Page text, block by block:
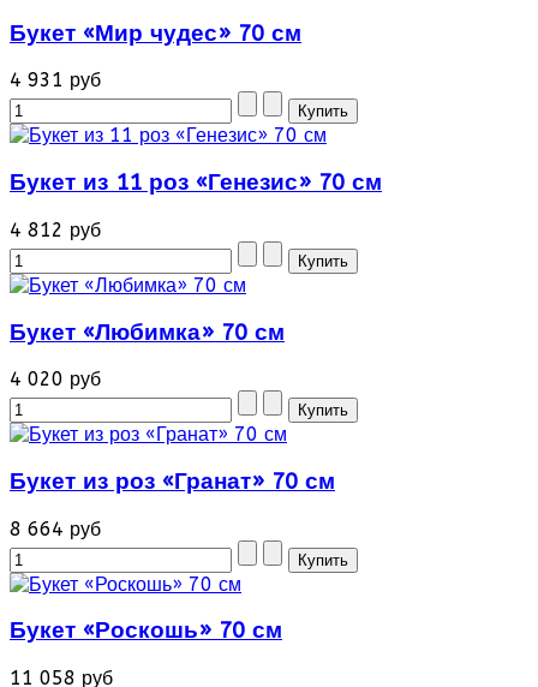
Букет «Мир чудес» 70 см
4 931 руб
Букет из 11 роз «Генезис» 70 см
4 812 руб
Букет «Любимка» 70 см
4 020 руб
Букет из роз «Гранат» 70 см
8 664 руб
Букет «Роскошь» 70 см
11 058 руб